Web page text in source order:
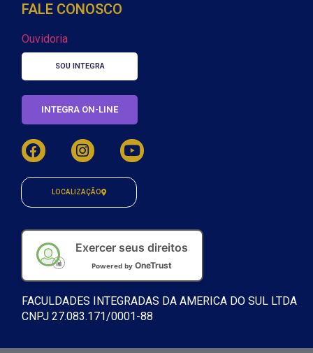
FALE CONOSCO
Ouvidoria
SOU INTEGRA
INTEGRA ON-LINE
LOCALIZAÇÃO
Exercer seus direitos
Powered by OneTrust
FACULDADES INTEGRADAS DA AMERICA DO SUL LTDA
CNPJ 27.083.171/0001-88